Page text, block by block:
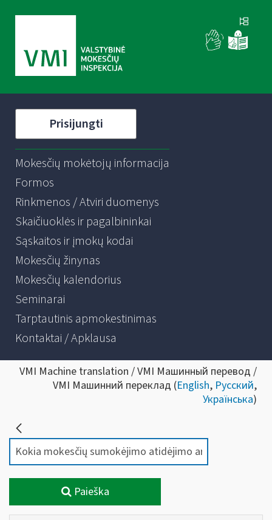
Prisijungti
Mokesčių mokėtojų informacija
Formos
Rinkmenos / Atviri duomenys
Skaičiuoklės ir pagalbininkai
Sąskaitos ir įmokų kodai
Mokesčių žinynas
Mokesčių kalendorius
Seminarai
Tarptautinis apmokestinimas
Kontaktai / Apklausa
VMI Machine translation / VMI Машинный перевод /
VMI Машинний переклад (English, Русский,
Українська)
Paieška